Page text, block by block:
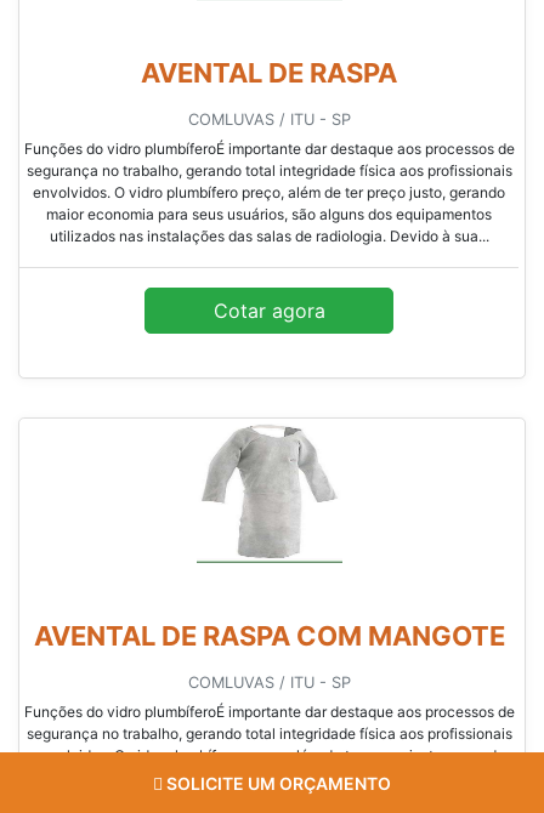
AVENTAL DE RASPA
COMLUVAS / ITU - SP
Funções do vidro plumbíferoÉ importante dar destaque aos processos de
segurança no trabalho, gerando total integridade física aos profissionais
envolvidos. O vidro plumbífero preço, além de ter preço justo, gerando
maior economia para seus usuários, são alguns dos equipamentos
utilizados nas instalações das salas de radiologia. Devido à sua...
Cotar agora
AVENTAL DE RASPA COM MANGOTE
COMLUVAS / ITU - SP
Funções do vidro plumbíferoÉ importante dar destaque aos processos de
segurança no trabalho, gerando total integridade física aos profissionais
envolvidos. O vidro plumbífero preço, além de ter preço justo, gerando
maior economia para seus usuários, são alguns dos equipamentos
utilizados nas instalações das salas de radiologia. Devido à sua...
SOLICITE UM ORÇAMENTO